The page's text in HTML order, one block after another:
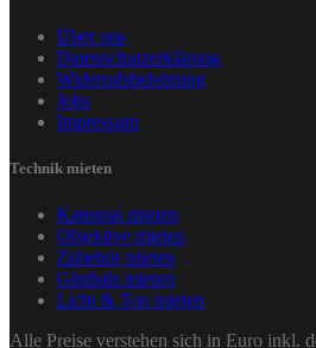
Über uns
Datenschutzerklärung
Widerrufsbelehrung
Jobs
Impressum
Technik mieten
Kameras mieten
Objektive mieten
Zubehör mieten
Gimbals mieten
Licht & Ton mieten
Alle Preise verstehen sich in Euro inkl.